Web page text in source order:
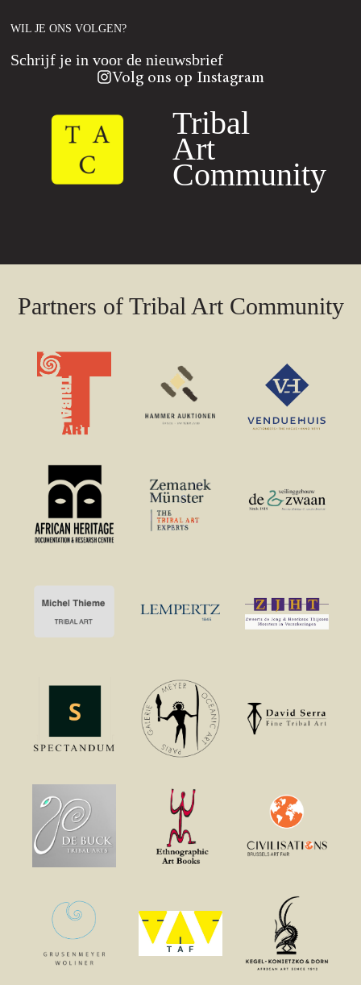
WIL JE ONS VOLGEN?
Schrijf je in voor de nieuwsbrief
Volg ons op Instagram
Tribal
Art
Community
Partners of Tribal Art Community